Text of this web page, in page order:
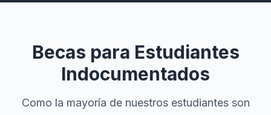
Becas para Estudiantes
Indocumentados
Como la mayoría de nuestros estudiantes son